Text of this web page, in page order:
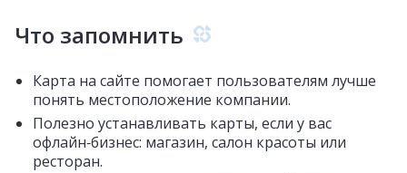
Что запомнить
Карта на сайте помогает пользователям лучше
понять местоположение компании.
Полезно устанавливать карты, если у вас
офлайн‑бизнес: магазин, салон красоты или
ресторан.